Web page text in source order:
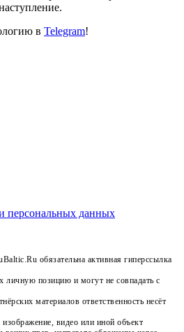
в Telegram!
персональных данных
обязательна активная гиперссылка
личную позицию и могут не совпадать с
материалов ответственность несёт
видео или иной объект